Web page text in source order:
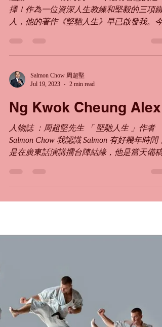
成長和成功?"
人，他的著作《堅馳人生》早已啟發我。今
收穫滿滿！每當我面對職業發展上的迷茫，
Salmon Sir總能用一個精準的問題，直接擊中
核心，例如「你是否...
Salmon Chow 周超堅
Ng Kwok Cheung Alex
是在廣東話演講擂台陣結緣，他是當天備稿